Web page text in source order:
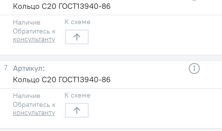
Кольцо С20 ГОСТ13940-86
Наличие
Обратитесь к
консультанту
К схеме
7
Кольцо С20 ГОСТ13940-86
Наличие
Обратитесь к
консультанту
К схеме